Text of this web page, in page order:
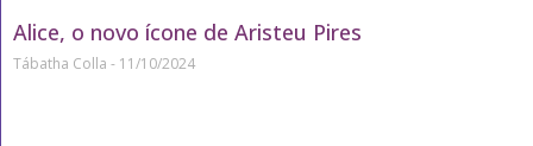
Alice, o novo ícone de Aristeu Pires
Tábatha Colla 11/10/2024